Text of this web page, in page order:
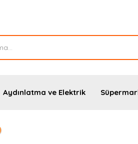
Aydınlatma ve Elektrik